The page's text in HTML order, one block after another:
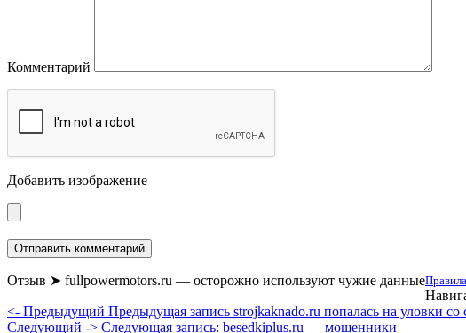
Комментарий
Добавить изображение
Отзыв ➤ fullpowermotors.ru — осторожно используют чужие данные
<- Предыдущий Предыдущая запись strojkaknado.ru попалась на уловки со
Следующий -> Следующая запись: besedkiplus.ru — мошенники